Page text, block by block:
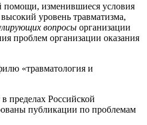
помощи, изменившиеся условия
уровень травматизма,
вопросы организации
проблем организации оказания
«травматология и
пределах Российской
публикации по проблемам